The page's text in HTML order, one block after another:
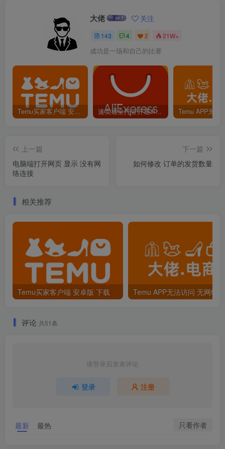
大佬 关注
143 4 2 21W+
成功是一场和自己的比赛
Temu买家客户端 安卓版 下载 速卖通全托管开通JIT考试题目和答案
上一篇
电脑端打开网页 显示 没有网
络连接
下一篇
如何修改 订单的发货数量
相关推荐
Temu买家客户端 安卓版 下载
评论 共51条
请登录后发表评论
登录 注册
最新 最热 只看作者